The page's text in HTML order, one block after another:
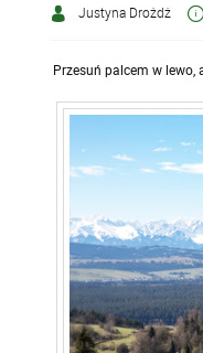
Justyna Drożdż